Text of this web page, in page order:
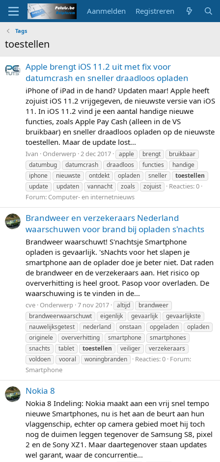
Aanmelden Registreren
Tags
toestellen
Apple brengt iOS 11.2 uit met fix voor
datumcrash en sneller draadloos opladen
iPhone of iPad in de hand? Updaten maar! Apple heeft
zojuist iOS 11.2 vrijgegeven, de nieuwste versie van iOS
11. In iOS 11.2 vind je een aantal handige nieuwe
functies, zoals Apple Pay Cash (alleen in de VS
bruikbaar) en sneller draadloos opladen op de nieuwste
toestellen. Maar de update lost...
Ivan Onderwerp 2 dec 2017 apple brengt
bruikbaar
datumbug
datumcrash draadloos functies
handige
iphone
nieuwste ontdekt opladen sneller
toestellen
update
updaten vannacht zoals zojuist
Reacties: 0
Forum: Computer- en internetnieuws
Brandweer en verzekeraars Nederland
waarschuwen voor brand bij opladen s'nachts
Brandweer waarschuwt! S'nachtsje Smartphone
opladen is gevaarlijk. 'sNachts voor het slapen je
smartphone aan de oplader doe je beter niet. Dat raden
de brandweer en de verzekeraars aan. Het risico op
oververhitting is heel groot. Pasop voor overladen. De
waarschuwing is te vinden in de...
cve Onderwerp 7 nov 2017 altijd
brandweer
brandweerwaarschuwt
eigenlijk gevaarlijk
gevaarlijkste
nauwelijksgetest
nederland onstaan opgeladen
opladen
originele
oververhitting smartphone
smartphones
snachts
tablet toestellen veiliger
verzekeraars
voldoen
vooral woningbranden Reacties: 0 Forum:
Smartphone
Nokia 8
Nokia 8 Indeling: Nokia maakt aan een vrij snel tempo
nieuwe Smartphones, nu is het aan de beurt aan hun
vlaggenschip, echter op camera gebied moet hij toch
nog de duimen leggen tegenover de Samsung S8, pixel
2 en de Sony XZ1. Maar daartegenover staan updates
wel garant, waar de concurrentie...